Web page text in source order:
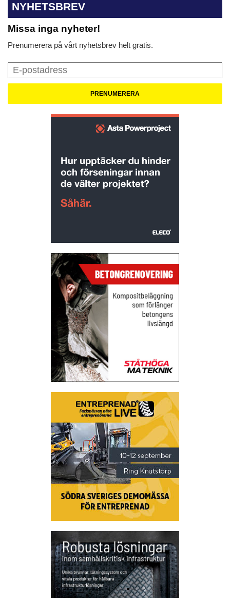
NYHETSBREV
Missa inga nyheter!
Prenumerera på vårt nyhetsbrev helt gratis.